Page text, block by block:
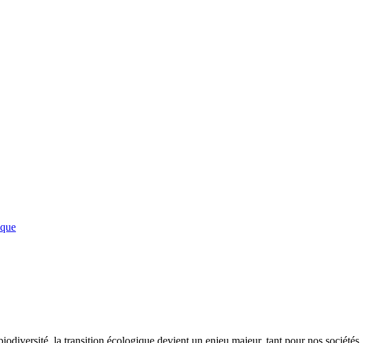
la transition écologique devient un enjeu majeur, tant pour nos sociétés